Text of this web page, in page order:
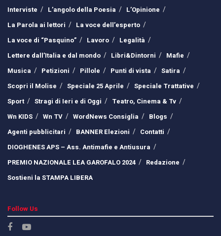
Interviste
L’angolo della Poesia
L’Opinione
La Parola ai lettori
La voce dell’esperto
La voce di “Pasquino”
Lavoro
Legalità
Lettere dall’Italia e dal mondo
Libri&Dintorni
Mafie
Musica
Petizioni Pillole Punti di vista
Satira
Scopri il Molise
Speciale 25 Aprile
Speciale Trattative
Sport
Stragi di Ieri e di Oggi
Teatro, Cinema & Tv
Wn KIDS
Wn TV WordNews Consiglia
Blogs
Agenti pubblicitari
BANNER Elezioni
Contatti
DIOGHENES APS – Ass. Antimafie e Antiusura
PREMIO NAZIONALE LEA GAROFALO 2024
Redazione
Sostieni la STAMPA LIBERA
Follow Us